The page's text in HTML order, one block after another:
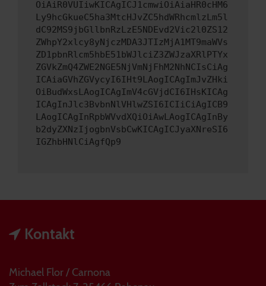
OiAiR0VUIiwKICAgICJ1cmwiOiAiaHR0cHM6
Ly9hcGkueC5ha3MtcHJvZC5hdWRhcmlzLm5l
dC92MS9jbGllbnRzLzE5NDEvd2Vic2l0ZS12
ZWhpY2xlcy8yNjczMDA3JTIzMjA1MT9maWVs
ZD1pbnRlcm5hbE51bWJlciZ3ZWJzaXRlPTYx
ZGVkZmQ4ZWE2NGE5NjVmNjFhM2NhNCIsCiAg
ICAiaGVhZGVycyI6IHt9LAogICAgImJvZHki
OiBudWxsLAogICAgImV4cGVjdCI6IHsKICAg
ICAgInJlc3BvbnNlVHlwZSI6ICIiCiAgICB9
LAogICAgInRpbWVvdXQiOiAwLAogICAgInBy
b2dyZXNzIjogbnVsbCwKICAgICJyaXNreSI6
IGZhbHNlCiAgfQp9
Kontakt
Michael Flor / Carnona